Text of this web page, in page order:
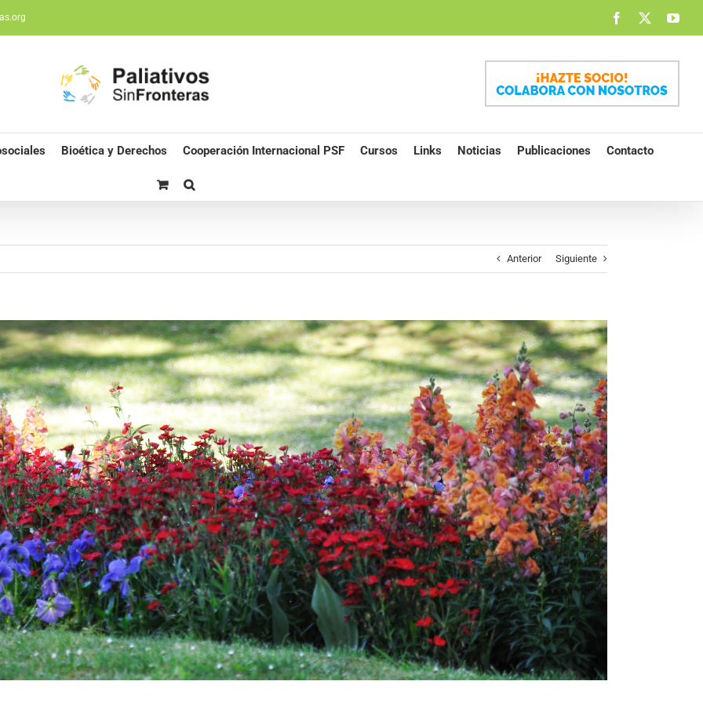
Facebook
Bioética y Derechos Cooperación Internacional PSF Cursos Links Noticias Publicaciones Contacto
Anterior Siguiente